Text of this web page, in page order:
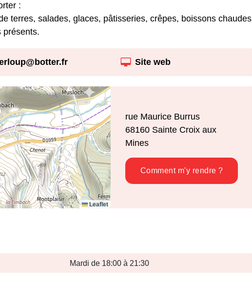
:
terres, salades, glaces, pâtisseries, crêpes, boissons chaudes
présents.
Site web
Leaflet
rue Maurice Burrus
68160 Sainte Croix aux
Mines
Comment m'y rendre ?
Mardi de 18:00 à 21:30